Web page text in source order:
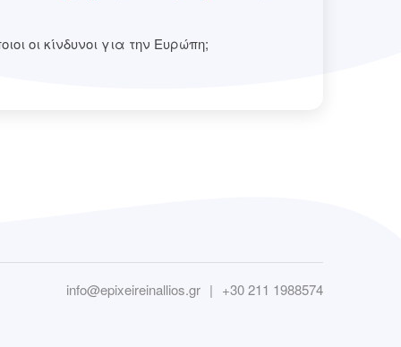
οι κίνδυνοι για την Ευρώπη;
+30 211 1988574
|
info@epixeireinallios.gr